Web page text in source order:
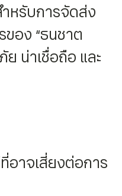
หรับการจัดส่ง
อง “ธนชาต
น่าเชื่อถือ และ
าจเสี่ยงต่อการ